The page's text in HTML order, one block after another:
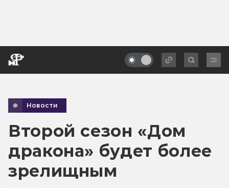
Новости
Второй сезон «Дом
дракона» будет более
зрелищным